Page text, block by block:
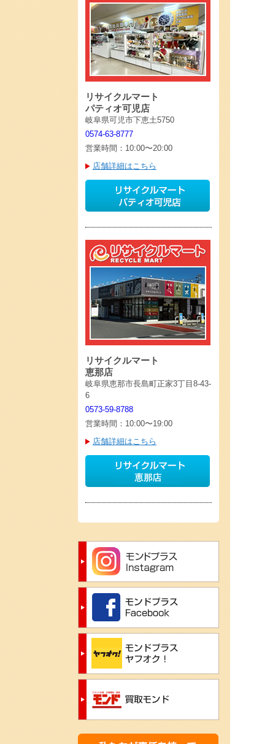
リサイクルマート
パティオ可児店
岐阜県可児市下恵土5750
0574-63-8777
営業時間：10:00〜20:00
店舗詳細はこちら
リサイクルマート
恵那店
岐阜県恵那市長島町正家3丁目8-43-
6
0573-59-8788
営業時間：10:00〜19:00
店舗詳細はこちら